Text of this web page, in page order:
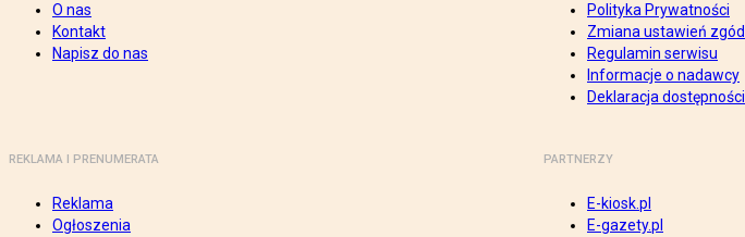
O nas
Kontakt
Napisz do nas
Polityka Prywatności
Zmiana ustawień zgód
Regulamin serwisu
Informacje o nadawcy
Deklaracja dostępności
REKLAMA I PRENUMERATA
Reklama
Ogłoszenia
PARTNERZY
E-kiosk.pl
E-gazety.pl